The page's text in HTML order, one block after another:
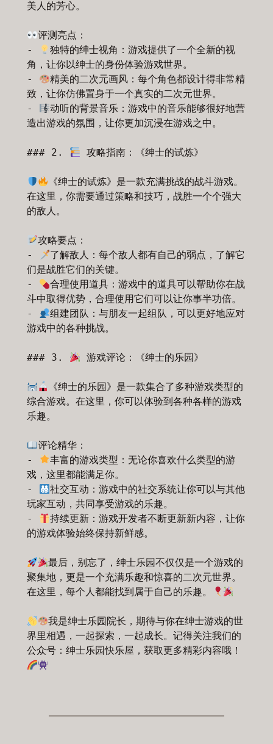
美人的芳心。
评测亮点：
-
独特的绅士视角：游戏提供了一个全新的视
角，让你以绅士的身份体验游戏世界。
-
精美的二次元画风：每个角色都设计得非常精
致，让你仿佛置身于一个真实的二次元世界。
-
动听的背景音乐：游戏中的音乐能够很好地营
造出游戏的氛围，让你更加沉浸在游戏之中。
### 2. 攻略指南：《绅士的试炼》
《绅士的试炼》是一款充满挑战的战斗游戏。
在这里，你需要通过策略和技巧，战胜一个个强大
的敌人。
攻略要点：
-
了解敌人：每个敌人都有自己的弱点，了解它
们是战胜它们的关键。
-
合理使用道具：游戏中的道具可以帮助你在战
斗中取得优势，合理使用它们可以让你事半功倍。
-
组建团队：与朋友一起组队，可以更好地应对
游戏中的各种挑战。
### 3. 游戏评论：《绅士的乐园》
《绅士的乐园》是一款集合了多种游戏类型的
综合游戏。在这里，你可以体验到各种各样的游戏
乐趣。
评论精华：
-
丰富的游戏类型：无论你喜欢什么类型的游
戏，这里都能满足你。
-
社交互动：游戏中的社交系统让你可以与其他
玩家互动，共同享受游戏的乐趣。
-
持续更新：游戏开发者不断更新新内容，让你
的游戏体验始终保持新鲜感。
最后，别忘了，绅士乐园不仅仅是一个游戏的
聚集地，更是一个充满乐趣和惊喜的二次元世界。
在这里，每个人都能找到属于自己的乐趣。
我是绅士乐园院长，期待与你在绅士游戏的世
界里相遇，一起探索，一起成长。记得关注我们的
公众号：绅士乐园快乐屋，获取更多精彩内容哦！